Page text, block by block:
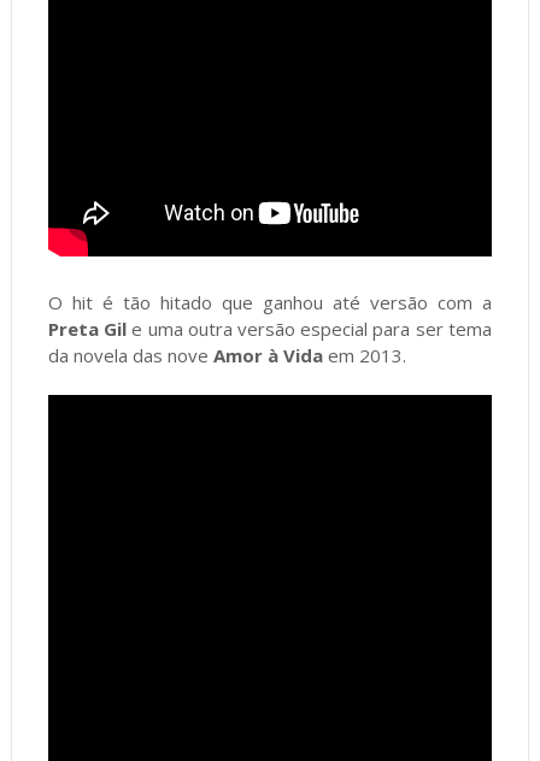
O hit é tão hitado que ganhou até versão com a
Preta Gil e uma outra versão especial para ser tema
da novela das nove Amor à Vidaem 2013.